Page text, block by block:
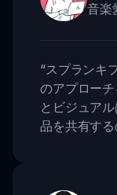
音楽
“スプランキ
のアプロー
とビジュア
品を共有する